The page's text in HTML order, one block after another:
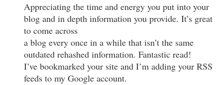
Appreciating the time and energy you put into your
blog and in depth information you provide. It’s great
to come across
a blog every once in a while that isn’t the same
outdated rehashed information. Fantastic read!
I’ve bookmarked your site and I’m adding your RSS
feeds to my Google account.